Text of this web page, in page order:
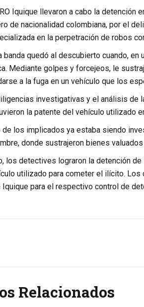
Iquique llevaron a cabo la detención
de nacionalidad colombiana, por el
en la perpetración de robos
banda quedó al descubierto cuando,
Mediante golpes y forcejeos, le
a la fuga en un vehículo que los
investigativas y el análisis de
la patente del vehículo utilizado
de los implicados ya estaba siendo
donde sustrajeron bienes
los detectives lograron la detención
utilizado para cometer el ilícito.
Iquique para el respectivo control de
Relacionados